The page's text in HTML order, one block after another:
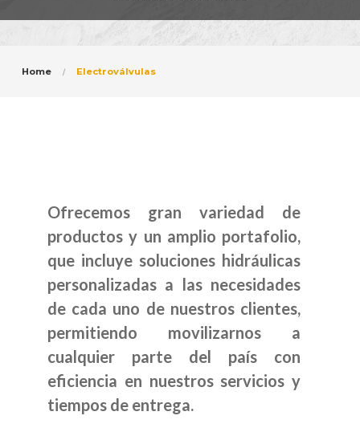
Home Electroválvulas
Ofrecemos gran variedad de
productos y un amplio portafolio,
que incluye soluciones hidráulicas
personalizadas a las necesidades
de cada uno de nuestros clientes,
permitiendo movilizarnos a
cualquier parte del país con
eficiencia en nuestros servicios y
tiempos de entrega.